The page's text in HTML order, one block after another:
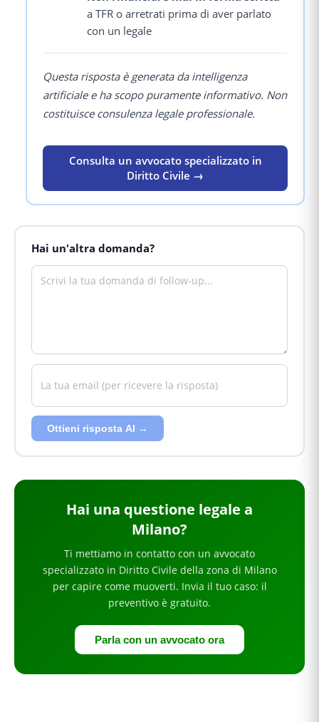
a TFR o arretrati prima di aver parlato
con un legale
Questa risposta è generata da intelligenza
artificiale e ha scopo puramente informativo. Non
costituisce consulenza legale professionale.
Consulta un avvocato specializzato in
Diritto Civile →
Hai un'altra domanda?
Ottieni risposta AI →
Hai una questione legale a
Milano?
Ti mettiamo in contatto con un avvocato
specializzato in Diritto Civiledella zona di Milano
per capire come muoverti. Invia il tuo caso: il
preventivo è gratuito.
Parla con un avvocato ora